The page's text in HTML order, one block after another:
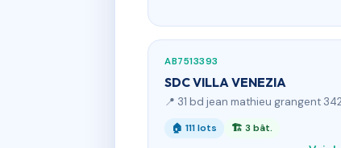
AB7513393
SDC VILLA VENEZIA
📍 31 bd jean mathieu grangent
🏠 111 lots 🏗 3 bât.